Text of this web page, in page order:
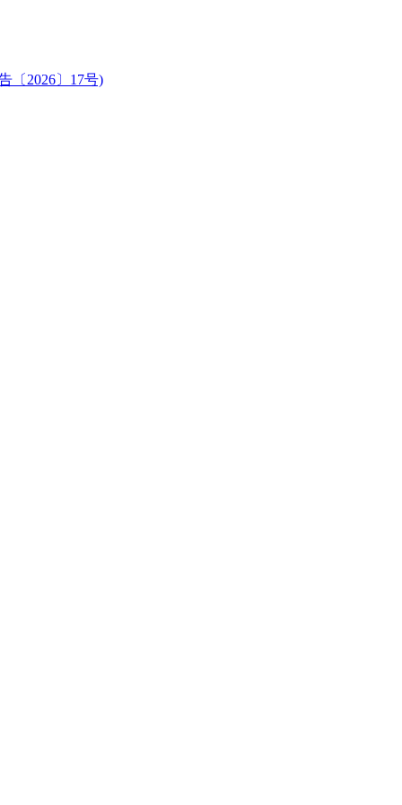
〔2026〕17号)